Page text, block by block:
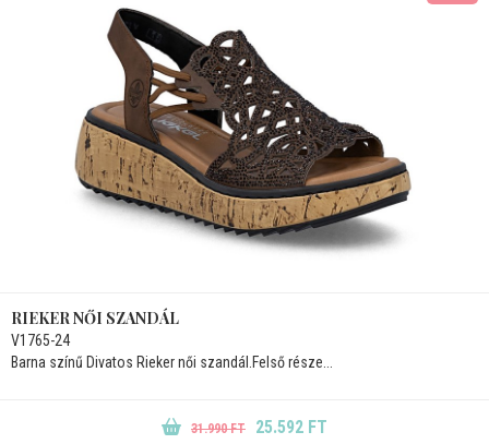
RIEKER NŐI SZANDÁL
V1765-24
Barna színű Divatos Rieker női szandál.Felső része...
31.990 FT 25.592 FT